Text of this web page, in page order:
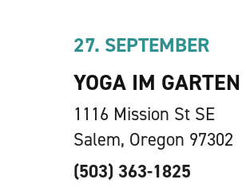
27. SEPTEMBER
YOGA IM GARTEN
1116 Mission St SE
Salem, Oregon 97302
(503) 363-1825